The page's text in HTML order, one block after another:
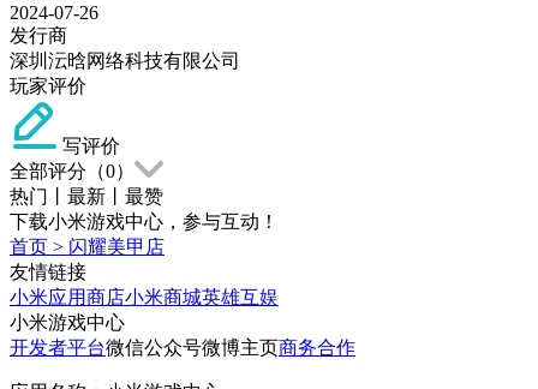
2024-07-26
发行商
深圳沄晗网络科技有限公司
玩家评价
写评价
全部评分（0）
热门
最新
最赞
下载小米游戏中心，参与互动！
首页 > 闪耀美甲店
友情链接
小米应用商店小米商城英雄互娱
小米游戏中心
开发者平台微信公众号微博主页商务合作